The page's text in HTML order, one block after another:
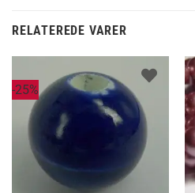
RELATEREDE VARER
-25%